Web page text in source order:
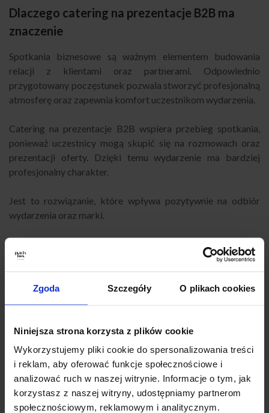
Zgoda Szczegóły O plikach cookies
Niniejsza strona korzysta z plików cookie
Wykorzystujemy pliki cookie do spersonalizowania treści
i reklam, aby oferować funkcje społecznościowe i
analizować ruch w naszej witrynie. Informacje o tym, jak
korzystasz z naszej witryny, udostępniamy partnerom
społecznościowym, reklamowym i analitycznym.
Dlaczego catering na prezentacje B2B ma
znaczenie
Spotkania biznesowe są ważnym elementem budowania
relacji z klientami oraz partnerami. Odpowiednio
przygotowany poczęstunek pozwala stworzyć profesjonalną
atmosferę oraz zapewnia komfort uczestnikom wydarzenia.
Catering na prezentacje B2B wspiera przebieg spotkania,
ponieważ uczestnicy mogą skupić się na rozmowach oraz
prezentacji oferty. Dzięki temu wydarzenie ma bardziej
profesjonalny charakter.
Jest to rozwiązanie, które wpływa pozytywnie na odbiór
wydarzenia oraz marki.
Jak przygotować poczęstunek w przestrzeni
komercyjnej
Przestrzenie komercyjne często nie posiadają zaplecza
kuchennego, dlatego organizacja poczęstunku powinna być
przygotować wydarzenie bez konieczności przygotowań na
miejscu.
Catering na prezentacje B2B w formie gotowych zestawów
umożliwia szybkie przygotowanie stołu oraz zapewnia
estetyczny efekt. Dzięki temu organizator może skupić się na